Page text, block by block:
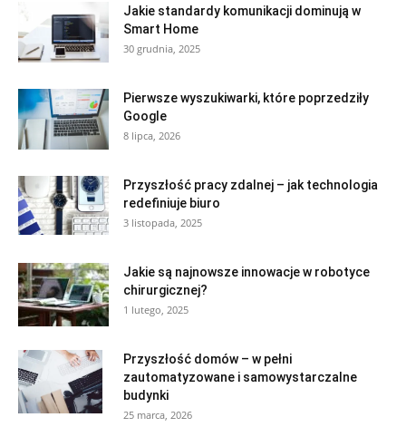
Jakie standardy komunikacji dominują w
Smart Home
30 grudnia, 2025
Pierwsze wyszukiwarki, które poprzedziły
Google
8 lipca, 2026
Przyszłość pracy zdalnej – jak technologia
redefiniuje biuro
3 listopada, 2025
Jakie są najnowsze innowacje w robotyce
chirurgicznej?
1 lutego, 2025
Przyszłość domów – w pełni
zautomatyzowane i samowystarczalne
budynki
25 marca, 2026